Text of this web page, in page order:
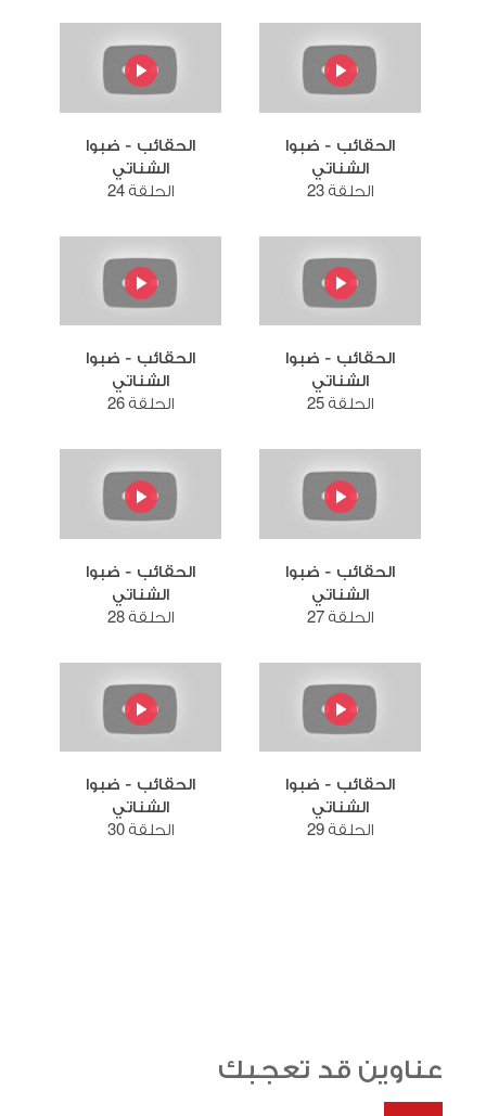
الحقائب - ضبوا
الشناتي
الحلقة 23
الحقائب - ضبوا
الشناتي
الحلقة 24
الحقائب - ضبوا
الشناتي
الحلقة 25
الحقائب - ضبوا
الشناتي
الحلقة 26
الحقائب - ضبوا
الشناتي
الحلقة 27
الحقائب - ضبوا
الشناتي
الحلقة 28
الحقائب - ضبوا
الشناتي
الحلقة 29
الحقائب - ضبوا
الشناتي
الحلقة 30
عناوين قد تعجبك